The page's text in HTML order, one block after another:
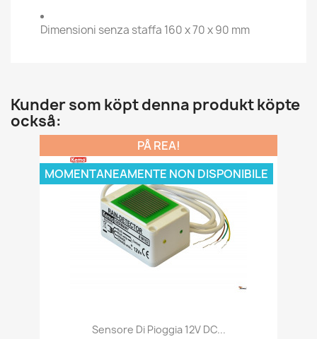
Dimensioni senza staffa 160 x 70 x 90 mm
Kunder som köpt denna produkt köpte
också:
Sensore Di Pioggia 12V DC...
PÅ REA!
MOMENTANEAMENTE NON DISPONIBILE